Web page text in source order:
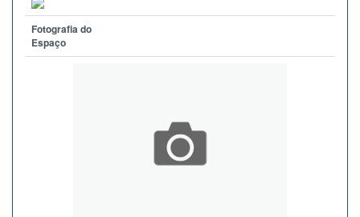
Fotografia do
Espaço